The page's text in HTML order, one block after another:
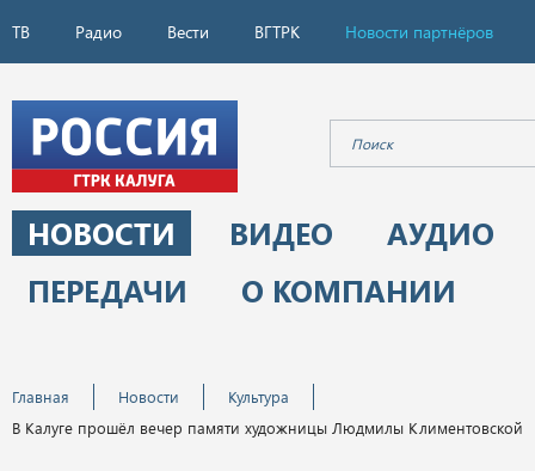
ТВ Радио Вести ВГТРК Новости партнёров
НОВОСТИ ВИДЕО
АУДИО
ПЕРЕДАЧИ
О КОМПАНИИ
Главная Новости
Культура
В Калуге прошёл вечер памяти художницы Людмилы Климентовской